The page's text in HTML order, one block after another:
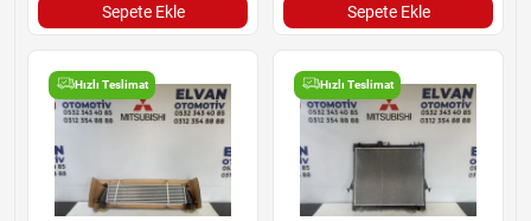
Sepete Ekle Sepete Ekle
Hızlı Teslimat Hızlı Teslimat